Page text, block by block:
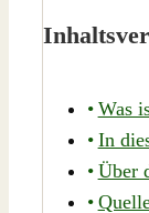
Was
In
Über